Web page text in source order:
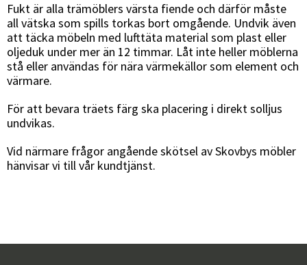
Fukt är alla trämöblers värsta fiende och därför måste
all vätska som spills torkas bort omgående. Undvik även
att täcka möbeln med lufttäta material som plast eller
oljeduk under mer än 12 timmar. Låt inte heller möblerna
stå eller användas för nära värmekällor som element och
värmare.
För att bevara träets färg ska placering i direkt solljus
undvikas.
Vid närmare frågor angående skötsel av Skovbys möbler
hänvisar vi till vår kundtjänst.